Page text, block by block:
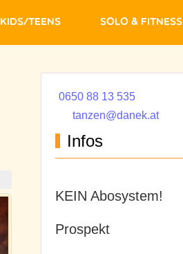
Kids/Teens Solo & Fitness
0650 88 13 535
tanzen@danek.at
Infos
KEIN Abosystem!
Prospekt